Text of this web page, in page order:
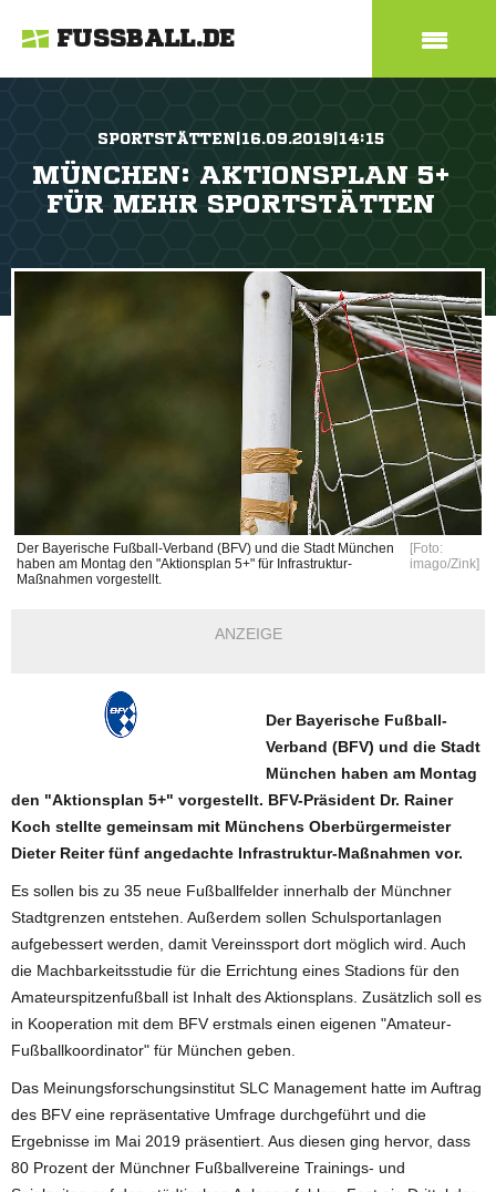
FUSSBALL.DE
SPORTSTÄTTEN|16.09.2019|14:15
MÜNCHEN: AKTIONSPLAN 5+
FÜR MEHR SPORTSTÄTTEN
Der Bayerische Fußball-Verband (BFV) und die Stadt München
haben am Montag den "Aktionsplan 5+" für Infrastruktur-
Maßnahmen vorgestellt.
[Foto:
imago/Zink]
ANZEIGE
Der Bayerische Fußball-
Verband (BFV) und die Stadt
München haben am Montag
den "Aktionsplan 5+" vorgestellt. BFV-Präsident Dr. Rainer
Koch stellte gemeinsam mit Münchens Oberbürgermeister
Dieter Reiter fünf angedachte Infrastruktur-Maßnahmen vor.
Es sollen bis zu 35 neue Fußballfelder innerhalb der Münchner
Stadtgrenzen entstehen. Außerdem sollen Schulsportanlagen
aufgebessert werden, damit Vereinssport dort möglich wird. Auch
die Machbarkeitsstudie für die Errichtung eines Stadions für den
Amateurspitzenfußball ist Inhalt des Aktionsplans. Zusätzlich soll es
in Kooperation mit dem BFV erstmals einen eigenen "Amateur-
Fußballkoordinator" für München geben.
Das Meinungsforschungsinstitut SLC Management hatte im Auftrag
des BFV eine repräsentative Umfrage durchgeführt und die
Ergebnisse im Mai 2019 präsentiert. Aus diesen ging hervor, dass
80 Prozent der Münchner Fußballvereine Trainings- und